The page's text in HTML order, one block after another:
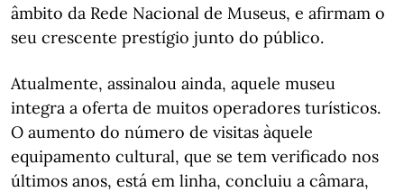
âmbito da Rede Nacional de Museus, e afirmam o
seu crescente prestígio junto do público.
Atualmente, assinalou ainda, aquele museu
integra a oferta de muitos operadores turísticos.
O aumento do número de visitas àquele
equipamento cultural, que se tem verificado nos
últimos anos, está em linha, concluiu a câmara,